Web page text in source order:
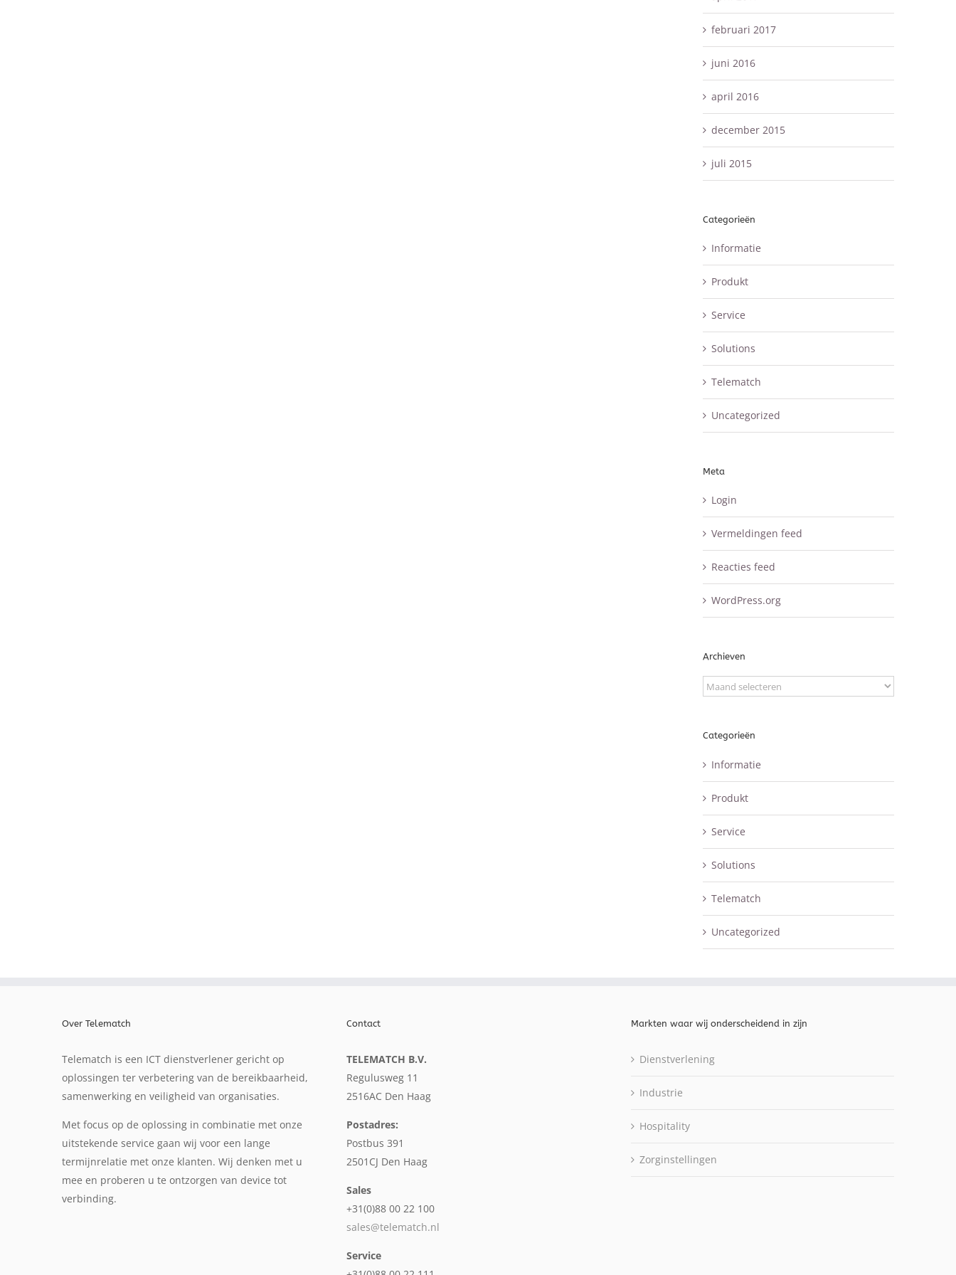
februari 2017
juni 2016
april 2016
december 2015
juli 2015
Categorieën
Informatie
Produkt
Service
Solutions
Telematch
Uncategorized
Meta
Login
Vermeldingen feed
Reacties feed
WordPress.org
Archieven
Archieven
Categorieën
Informatie
Produkt
Service
Solutions
Telematch
Uncategorized
Over Telematch
Telematch is een ICT dienstverlener gericht op
oplossingen ter verbetering van de bereikbaarheid,
samenwerking en veiligheid van organisaties.
Met focus op de oplossing in combinatie met onze
uitstekende service gaan wij voor een lange
termijnrelatie met onze klanten. Wij denken met u
mee en proberen u te ontzorgen van device tot
verbinding.
Contact
TELEMATCH B.V.
Regulusweg 11
2516AC Den Haag
Postadres:
Postbus 391
2501CJ Den Haag
Sales
+31(0)88 00 22 100
sales@telematch.nl
Service
Markten waar wij onderscheidend in zijn
Dienstverlening
Industrie
Hospitality
Zorginstellingen